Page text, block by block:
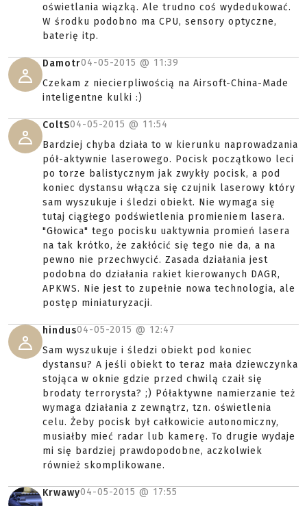
oświetlania wiązką. Ale trudno coś wydedukować.
W środku podobno ma CPU, sensory optyczne,
baterię itp.
Damotr04-05-2015 @ 11:39
Czekam z niecierpliwością na Airsoft-China-Made
inteligentne kulki :)
ColtS04-05-2015 @ 11:54
Bardziej chyba działa to w kierunku naprowadzania
pół-aktywnie laserowego. Pocisk początkowo leci
po torze balistycznym jak zwykły pocisk, a pod
koniec dystansu włącza się czujnik laserowy który
sam wyszukuje i śledzi obiekt. Nie wymaga się
tutaj ciągłego podświetlenia promieniem lasera.
"Głowica" tego pocisku uaktywnia promień lasera
na tak krótko, że zakłócić się tego nie da, a na
pewno nie przechwycić. Zasada działania jest
podobna do działania rakiet kierowanych DAGR,
APKWS. Nie jest to zupełnie nowa technologia, ale
postęp miniaturyzacji.
hindus04-05-2015 @ 12:47
Sam wyszukuje i śledzi obiekt pod koniec
dystansu? A jeśli obiekt to teraz mała dziewczynka
stojąca w oknie gdzie przed chwilą czaił się
brodaty terrorysta? ;) Półaktywne namierzanie też
wymaga działania z zewnątrz, tzn. oświetlenia
celu. Żeby pocisk był całkowicie autonomiczny,
musiałby mieć radar lub kamerę. To drugie wydaje
mi się bardziej prawdopodobne, aczkolwiek
również skomplikowane.
Krwawy04-05-2015 @ 17:55